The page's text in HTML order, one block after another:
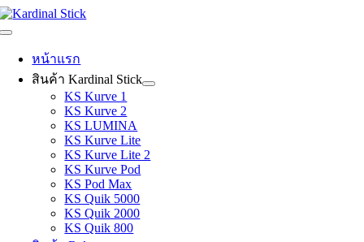
Skip
to
Toggle
Navigation
หน้าแรก
สินค้า Kardinal Stick
KS Kurve 1
KS Kurve 2
KS LUMINA
KS Kurve Lite
KS Kurve Lite 2
KS Kurve Pod
KS Pod Max
KS Quik 5000
KS Quik 2000
KS Quik 800